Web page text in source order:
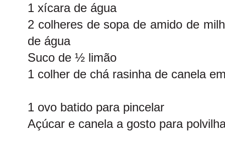
1 xícara de água
2 colheres de sopa de amido de
de água
Suco de ½ limão
1 colher de chá rasinha de canela
1 ovo batido para pincelar
Açúcar e canela a gosto para